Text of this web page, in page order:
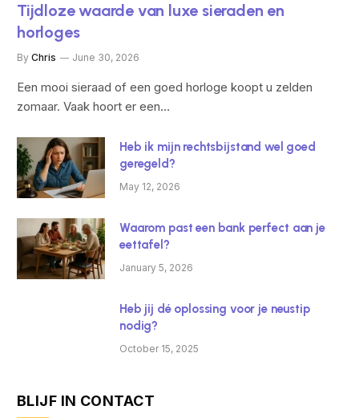
Tijdloze waarde van luxe sieraden en
horloges
By Chris June 30, 2026
Een mooi sieraad of een goed horloge koopt u zelden
zomaar. Vaak hoort er een…
Heb ik mijn rechtsbijstand wel goed
geregeld?
May 12, 2026
Waarom past een bank perfect aan je
eettafel?
January 5, 2026
Heb jij dé oplossing voor je neustip
nodig?
October 15, 2025
BLIJF IN CONTACT